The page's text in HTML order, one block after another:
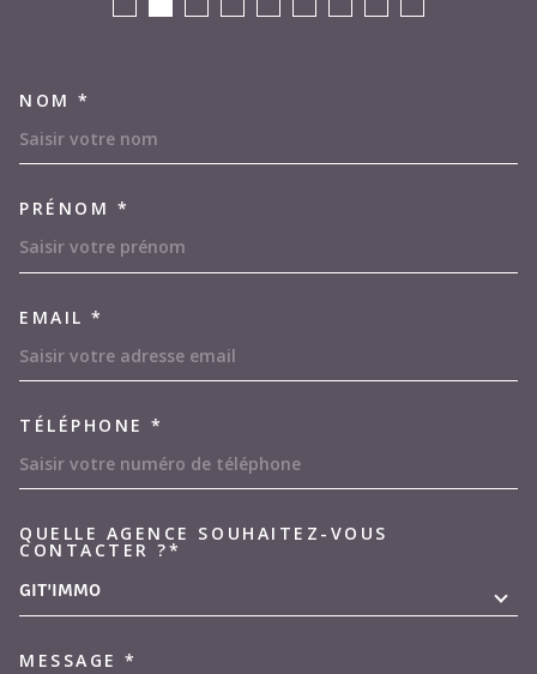
NOM *
PRÉNOM *
EMAIL *
TÉLÉPHONE *
QUELLE AGENCE SOUHAITEZ-VOUS
CONTACTER ?*
GIT'IMMO
MESSAGE *